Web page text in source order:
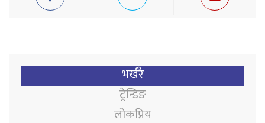
भर्खरै
ट्रेन्डिङ
लोकप्रिय